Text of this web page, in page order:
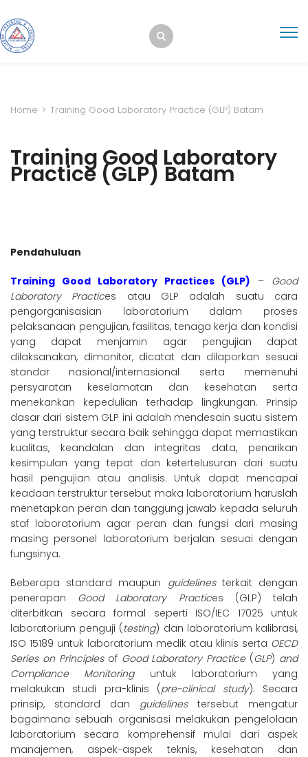
Home > Training Good Laboratory Practice (GLP) Batam
Training Good Laboratory
Practice (GLP) Batam
Pendahuluan
Training Good Laboratory Practices (GLP) – Good
Laboratory Practices atau GLP adalah suatu cara
pengorganisasian laboratorium dalam proses
pelaksanaan pengujian, fasilitas, tenaga kerja dan kondisi
yang dapat menjamin agar pengujian dapat
dilaksanakan, dimonitor, dicatat dan dilaporkan sesuai
standar nasional/internasional serta memenuhi
persyaratan keselamatan dan kesehatan serta
menekankan kepedulian terhadap lingkungan. Prinsip
dasar dari sistem GLP ini adalah mendesain suatu sistem
yang terstruktur secara baik sehingga dapat memastikan
kualitas, keandalan dan integritas data, penarikan
kesimpulan yang tepat dan ketertelusuran dari suatu
hasil pengujian atau analisis. Untuk dapat mencapai
keadaan terstruktur tersebut maka laboratorium haruslah
menetapkan peran dan tanggung jawab kepada seluruh
staf laboratorium agar peran dan fungsi dari masing
masing personel laboratorium berjalan sesuai dengan
fungsinya.
Beberapa standard maupun guidelinesterkait dengan
penerapan Good Laboratory Practices (GLP) telah
diterbitkan secara formal seperti ISO/IEC 17025 untuk
laboratorium penguji (testing) dan laboratorium kalibrasi,
ISO 15189 untuk laboratorium medik atau klinis serta OECD
Series on Principlesof Good Laboratory Practice(GLP) and
Compliance Monitoring untuk laboratorium yang
melakukan studi pra-klinis (pre-clinical study). Secara
prinsip, standard dan guidelinestersebut mengatur
bagaimana sebuah organisasi melakukan pengelolaan
laboratorium secara komprehensif mulai dari aspek
manajemen, aspek-aspek teknis, kesehatan dan